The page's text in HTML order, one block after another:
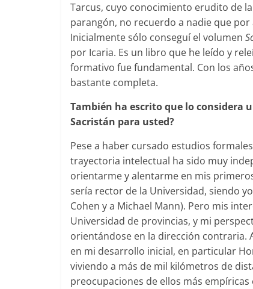
Tarcus, cuyo conocimiento erudito de
parangón, no recuerdo a nadie que
Inicialmente sólo conseguí el volumen
por Icaria. Es un libro que he leído y
formativo fue fundamental. Con los
bastante completa.
También ha escrito que lo considera
Sacristán para usted?
Pese a haber cursado estudios
trayectoria intelectual ha sido muy
orientarme y alentarme en mis
sería rector de la Universidad, siendo
Cohen y a Michael Mann). Pero mis
Universidad de provincias, y mi
orientándose en la dirección contraria.
en mi desarrollo inicial, en particular
viviendo a más de mil kilómetros de
preocupaciones de ellos más